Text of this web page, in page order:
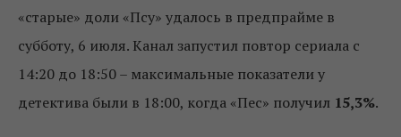
«старые» доли «Псу» удалось в предпрайме в
субботу, 6 июля. Канал запустил повтор сериала с
14:20 до 18:50 – максимальные показатели у
детектива были в 18:00, когда «Пес» получил 15,3%.